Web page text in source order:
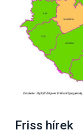
Friss hírek